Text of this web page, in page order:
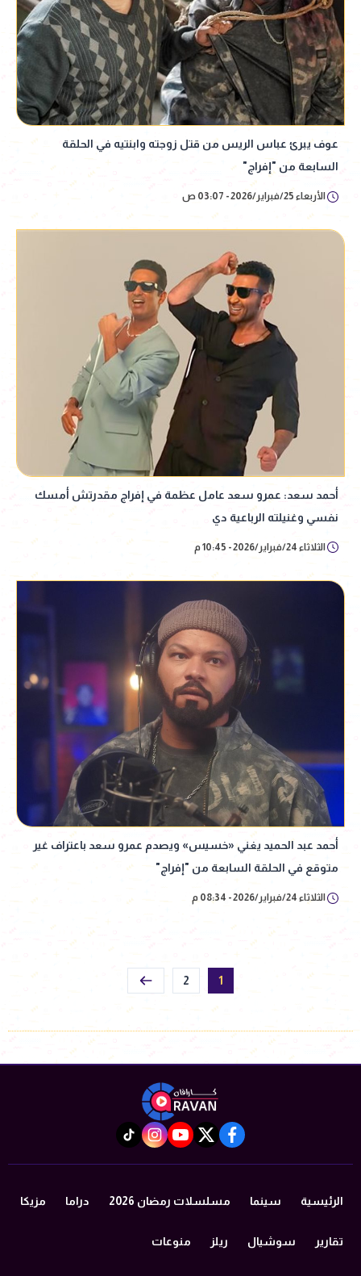
عوف يبرئ عباس الريس من قتل زوجته وابنتيه في الحلقة
السابعة من "إفراج"
الأربعاء 25/فبراير/2026 - 03:07 ص
أحمد سعد: عمرو سعد عامل عظمة في إفراج مقدرتش أمسك
نفسي وغنيلته الرباعية دي
الثلاثاء 24/فبراير/2026 - 10:45 م
أحمد عبد الحميد يغني «خسيس» ويصدم عمرو سعد باعتراف غير
متوقع في الحلقة السابعة من "إفراج"
الثلاثاء 24/فبراير/2026 - 08:34 م
1
2
facebook
twitter
youtube
instagram
tiktok
الرئيسية سينما مسلسلات رمضان 2026 دراما مزيكا
تقارير سوشيال ريلز منوعات